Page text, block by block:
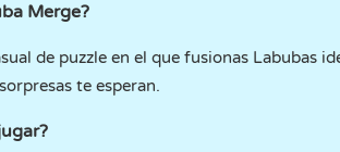
Merge?
de puzzle en el que fusionas Labubas
te esperan.